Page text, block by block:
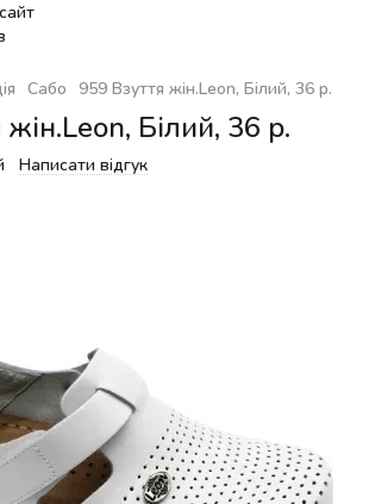
Сабо 959 Взуття жін.Leon, Білий, 36 р.
Білий, 36 р.
Написати відгук